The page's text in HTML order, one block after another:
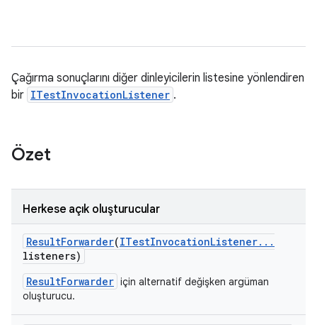
Çağırma sonuçlarını diğer dinleyicilerin listesine yönlendiren
bir ITestInvocationListener .
Özet
Herkese açık oluşturucular
ResultForwarder(ITestInvocationListener. . .
listeners)
ResultForwarder için alternatif değişken argüman
oluşturucu.